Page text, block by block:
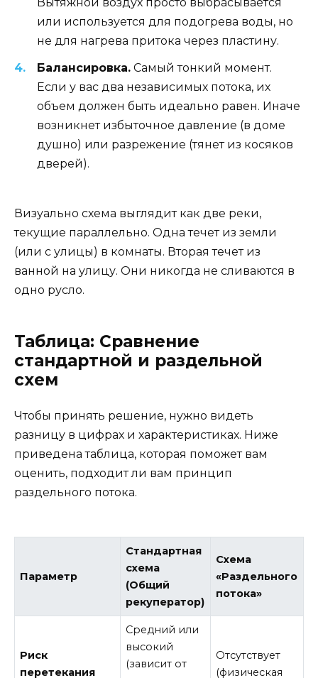
или используется для подогрева воды, но
не для нагрева притока через пластину.
Балансировка. Самый тонкий момент.
Если у вас два независимых потока, их
объем должен быть идеально равен. Иначе
возникнет избыточное давление (в доме
душно) или разрежение (тянет из косяков
дверей).
Визуально схема выглядит как две реки,
текущие параллельно. Одна течет из земли
(или с улицы) в комнаты. Вторая течет из
ванной на улицу. Они никогда не сливаются в
одно русло.
Таблица: Сравнение
стандартной и раздельной
схем
Чтобы принять решение, нужно видеть
разницу в цифрах и характеристиках. Ниже
приведена таблица, которая поможет вам
оценить, подходит ли вам принцип
раздельного потока.
Параметр
Стандартная
схема
(Общий
рекуператор)
Схема
«Раздельного
потока»
Риск
перетекания
Средний или
высокий
(зависит от
Отсутствует
(физическая